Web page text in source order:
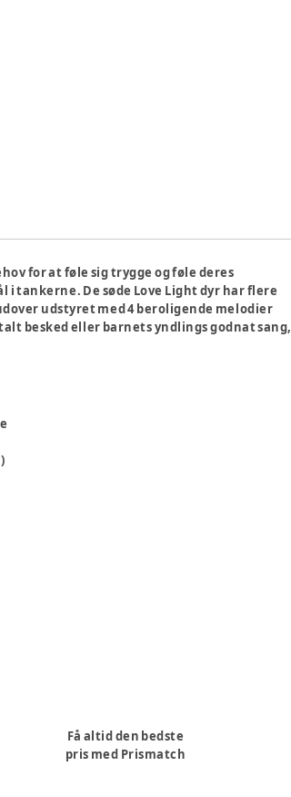
for at føle sig trygge og føle deres
tankerne. De søde Love Light dyr har flere
udstyret med 4 beroligende melodier
besked eller barnets yndlings godnat sang,
Få altid den bedste
pris med Prismatch